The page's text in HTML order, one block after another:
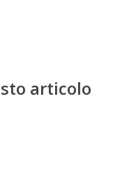
articolo